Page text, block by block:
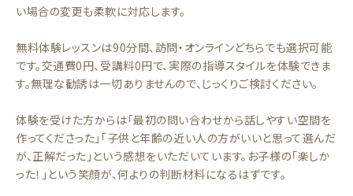
い場合の変更も柔軟に対応します。
無料体験レッスンは90分間、訪問・オンラインどちらでも選択可能
です。交通費0円、受講料0円で、実際の指導スタイルを体験できま
す。無理な勧誘は一切ありませんので、じっくりご検討ください。
体験を受けた方からは「最初の問い合わせから話しやすい空間を
作ってくださった」「子供と年齢の近い人の方がいいと思って選んだ
が、正解だった」という感想をいただいています。お子様の「楽しか
った！」という笑顔が、何よりの判断材料になるはずです。